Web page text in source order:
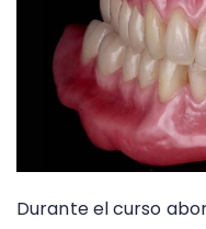
Durante el curso